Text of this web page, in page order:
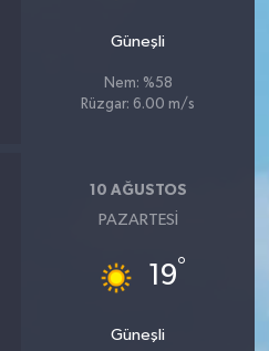
Güneşli
Nem: %58
Rüzgar: 6.00 m/s
10 AĞUSTOS
PAZARTESI
19°
Güneşli